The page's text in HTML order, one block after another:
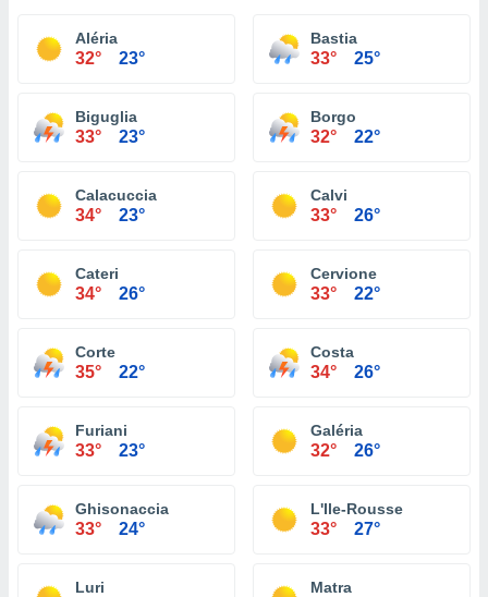
Aléria
32° 23°
Bastia
33° 25°
Biguglia
33° 23°
Borgo
32° 22°
Calacuccia
34° 23°
Calvi
33° 26°
Cateri
34° 26°
Cervione
33° 22°
Corte
35° 22°
Costa
34° 26°
Furiani
33° 23°
Galéria
32° 26°
Ghisonaccia
33° 24°
L'Ile-Rousse
33° 27°
Luri Matra